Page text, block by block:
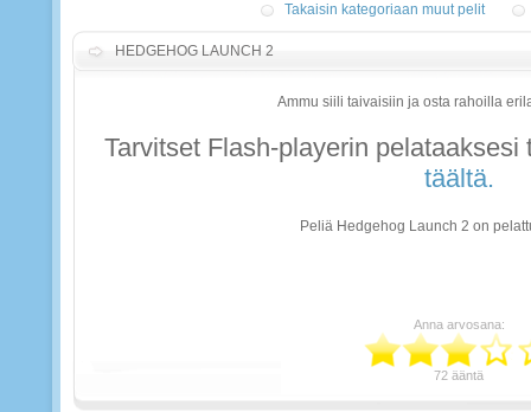
Takaisin kategoriaan muut pelit
HEDGEHOG LAUNCH 2
Ammu siili taivaisiin ja osta rahoilla
Tarvitset Flash-playerin
täältä.
Peliä Hedgehog Launch 2 on
Anna arvosana:
72 ääntä